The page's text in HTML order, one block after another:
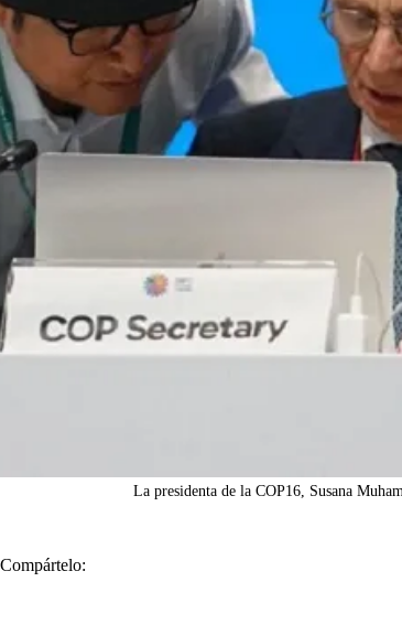
La presidenta de la COP16, Susana
Compártelo: